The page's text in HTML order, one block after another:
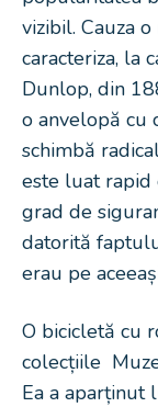
vizibil. Cauza
caracteriza, la
Dunlop, din
o anvelopă cu
schimbă
este luat rapid
grad de
datorită
erau pe
O bicicletă cu
colecțiile
Ea a aparținut